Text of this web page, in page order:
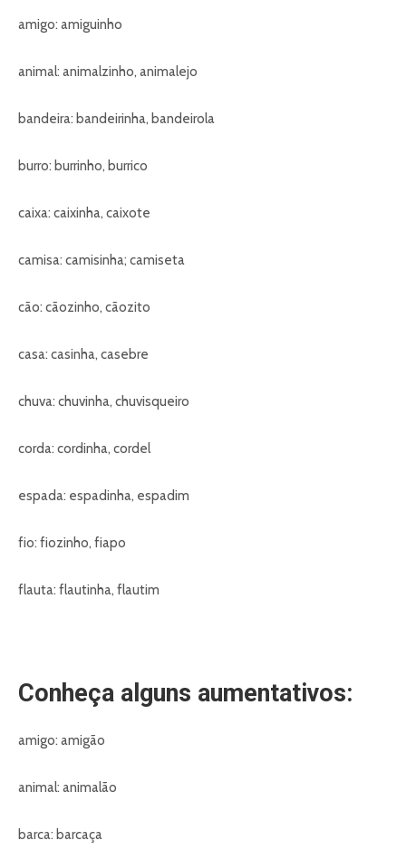
amigo: amiguinho
animal: animalzinho, animalejo
bandeira: bandeirinha, bandeirola
burro: burrinho, burrico
caixa: caixinha, caixote
camisa: camisinha; camiseta
cão: cãozinho, cãozito
casa: casinha, casebre
chuva: chuvinha, chuvisqueiro
corda: cordinha, cordel
espada: espadinha, espadim
fio: fiozinho, fiapo
flauta: flautinha, flautim
Conheça alguns aumentativos:
amigo: amigão
animal: animalão
barca: barcaça